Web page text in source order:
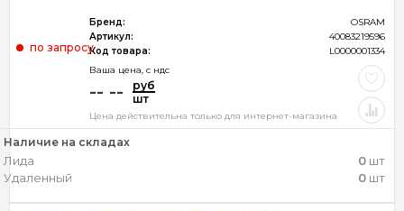
Бренд:
OSRAM
Артикул:
40083219596
Код товара:
L0000001334
Ваша цена, c ндс
-- --
руб
шт
по запросу
Цена действительна только для интернет-магазина
Наличие на складах
Лида 0 шт
Удаленный
0 шт